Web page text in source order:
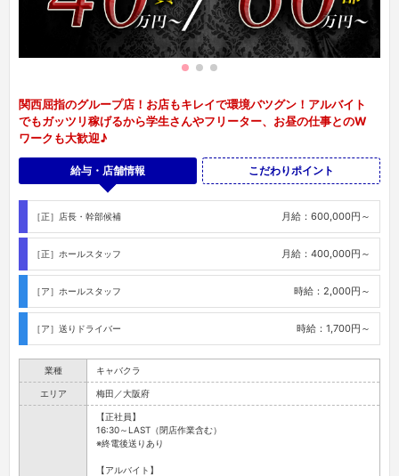
関西屈指のグループ店！お店もキレイで環境バツグン！アルバイト
でもガッツリ稼げるから学生さんやフリーター、お昼の仕事とのW
ワークも大歓迎♪
給与・店舗情報 こだわりポイント
［正］店長・幹部候補 月給：600,000円～
［正］ホールスタッフ 月給：400,000円～
［ア］ホールスタッフ 時給：2,000円～
［ア］送りドライバー 時給：1,700円～
業種 キャバクラ
エリア 梅田／大阪府
【正社員】
16:30～LAST（閉店作業含む）
※終電後送りあり
【アルバイト】